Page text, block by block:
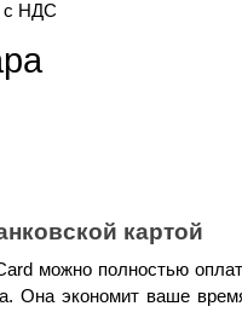
с НДС
картой
можно полностью
Она экономит ваше